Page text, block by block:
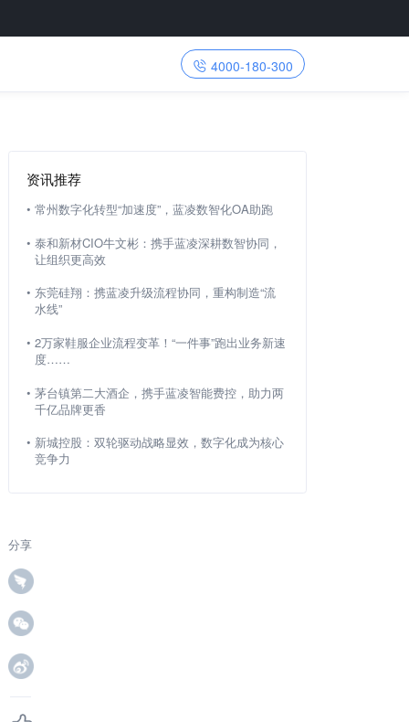
4000-180-300
资讯推荐
• 常州数字化转型“加速度”，蓝凌数智化OA助跑
• 泰和新材CIO牛文彬：携手蓝凌深耕数智协同，
让组织更高效
• 东莞硅翔：携蓝凌升级流程协同，重构制造“流
水线”
• 2万家鞋服企业流程变革！“一件事”跑出业务新速
度……
• 茅台镇第二大酒企，携手蓝凌智能费控，助力两
千亿品牌更香
• 新城控股：双轮驱动战略显效，数字化成为核心
竞争力
分享